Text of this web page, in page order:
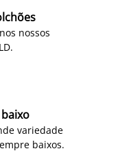
nossos
variedade
baixos.